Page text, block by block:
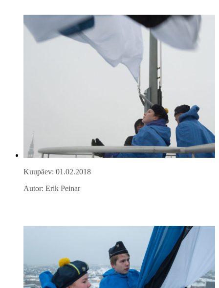
Kuupäev: 01.02.2018
Autor: Erik Peinar